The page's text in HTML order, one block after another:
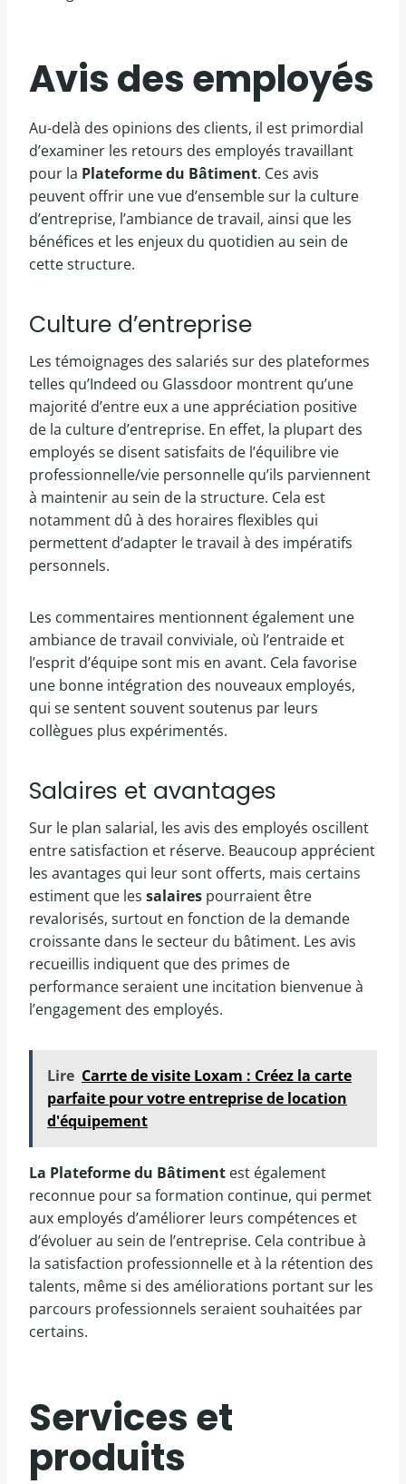
Avis des employés
Au-delà des opinions des clients, il est primordial
d’examiner les retours des employés travaillant
pour la Plateforme du Bâtiment. Ces avis
peuvent offrir une vue d’ensemble sur la culture
d’entreprise, l’ambiance de travail, ainsi que les
bénéfices et les enjeux du quotidien au sein de
cette structure.
Culture d’entreprise
Les témoignages des salariés sur des plateformes
telles qu’Indeed ou Glassdoor montrent qu’une
majorité d’entre eux a une appréciation positive
de la culture d’entreprise. En effet, la plupart des
employés se disent satisfaits de l’équilibre vie
professionnelle/vie personnelle qu’ils parviennent
à maintenir au sein de la structure. Cela est
notamment dû à des horaires flexibles qui
permettent d’adapter le travail à des impératifs
personnels.
Les commentaires mentionnent également une
ambiance de travail conviviale, où l’entraide et
l’esprit d’équipe sont mis en avant. Cela favorise
une bonne intégration des nouveaux employés,
qui se sentent souvent soutenus par leurs
collègues plus expérimentés.
Salaires et avantages
Sur le plan salarial, les avis des employés oscillent
entre satisfaction et réserve. Beaucoup apprécient
les avantages qui leur sont offerts, mais certains
estiment que les salaires pourraient être
revalorisés, surtout en fonction de la demande
croissante dans le secteur du bâtiment. Les avis
recueillis indiquent que des primes de
performance seraient une incitation bienvenue à
l’engagement des employés.
Lire Carrte de visite Loxam : Créez la carte
parfaite pour votre entreprise de location
d'équipement
La Plateforme du Bâtiment est également
reconnue pour sa formation continue, qui permet
aux employés d’améliorer leurs compétences et
d’évoluer au sein de l’entreprise. Cela contribue à
la satisfaction professionnelle et à la rétention des
talents, même si des améliorations portant sur les
parcours professionnels seraient souhaitées par
certains.
Services et
produits